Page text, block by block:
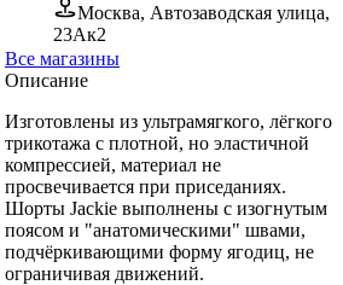
Москва, Автозаводская улица,
23Ак2
Все магазины
Описание
Изготовлены из ультрамягкого, лёгкого
трикотажа с плотной, но эластичной
компрессией, материал не
просвечивается при приседаниях.
Шорты Jackie выполнены с изогнутым
поясом и "анатомическими" швами,
подчёркивающими форму ягодиц, не
ограничивая движений.